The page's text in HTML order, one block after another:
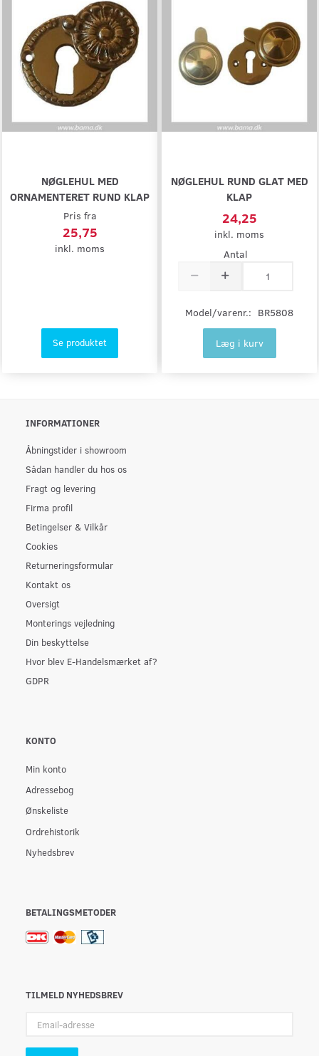
NØGLEHUL MED
ORNAMENTERET RUND KLAP
Pris fra
25,75
inkl. moms
Se produktet
NØGLEHUL RUND GLAT MED
KLAP
24,25
inkl. moms
Antal
Model/varenr.: BR5808
Læg i kurv
INFORMATIONER
Åbningstider i showroom
Sådan handler du hos os
Fragt og levering
Firma profil
Betingelser & Vilkår
Cookies
Returneringsformular
Kontakt os
Oversigt
Monterings vejledning
Din beskyttelse
Hvor blev E-Handelsmærket af?
GDPR
KONTO
Min konto
Adressebog
Ønskeliste
Ordrehistorik
Nyhedsbrev
BETALINGSMETODER
TILMELD NYHEDSBREV
adresse